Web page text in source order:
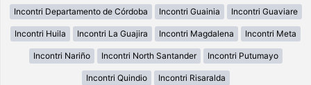
Incontri Departamento de Córdoba Incontri Guainia Incontri Guaviare
Incontri Huila Incontri La Guajira Incontri Magdalena Incontri Meta
Incontri Nariño Incontri North Santander Incontri Putumayo
Incontri Quindio Incontri Risaralda